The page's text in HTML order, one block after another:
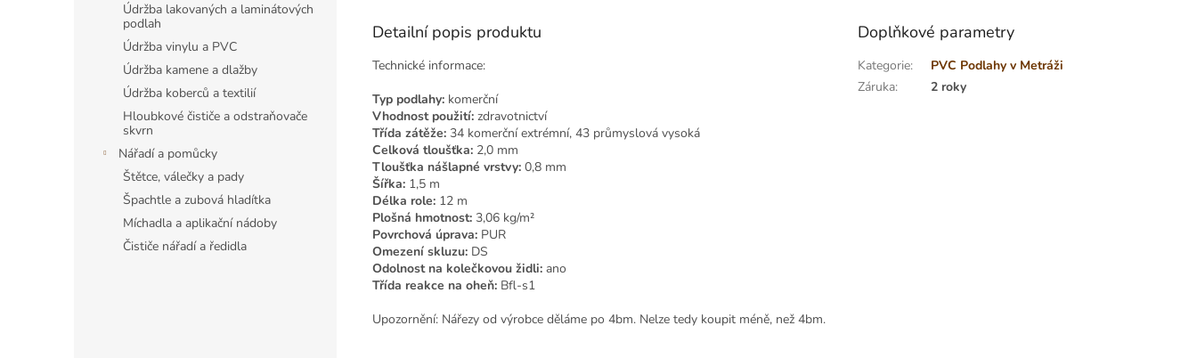
Údržba lakovaných a laminátových
podlah
Údržba vinylu a PVC
Údržba kamene a dlažby
Údržba koberců a textilií
Hloubkové čističe a odstraňovače
skvrn
Nářadí a pomůcky
Štětce, válečky a pady
Špachtle a zubová hladítka
Míchadla a aplikační nádoby
Čističe nářadí a ředidla
Detailní popis produktu
Technické informace:
Typ podlahy: komerční
Vhodnost použití: zdravotnictví
Třída zátěže: 34 komerční extrémní, 43 průmyslová vysoká
Celková tloušťka: 2,0 mm
Tloušťka nášlapné vrstvy: 0,8 mm
Šířka: 1,5 m
Délka role: 12 m
Plošná hmotnost: 3,06 kg/m²
Povrchová úprava: PUR
Omezení skluzu: DS
Odolnost na kolečkovou židli: ano
Třída reakce na oheň: Bfl-s1
Upozornění: Nářezy od výrobce děláme po 4bm. Nelze tedy koupit méně, než 4bm.
Doplňkové parametry
Kategorie:
PVC Podlahy v Metráži
Záruka: 2 roky